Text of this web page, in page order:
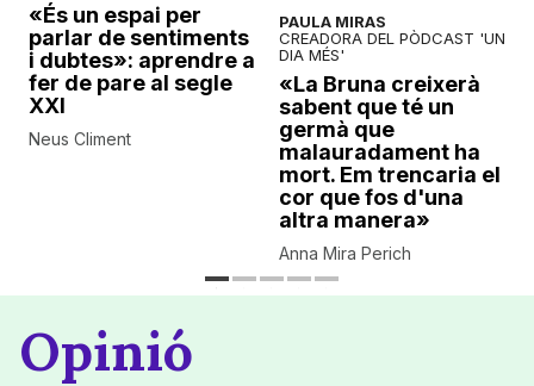
«És un espai per
parlar de sentiments
i dubtes»: aprendre a
fer de pare al segle
XXI
Neus Climent
PAULA MIRAS
CREADORA DEL PÒDCAST 'UN
DIA MÉS'
«La Bruna creixerà
sabent que té un
germà que
malauradament ha
mort. Em trencaria el
cor que fos d'una
altra manera»
Anna Mira Perich
Opinió